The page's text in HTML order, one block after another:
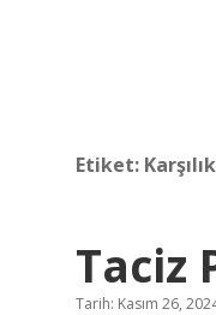
Etiket:
Taciz
Tarih: Kasım 26,